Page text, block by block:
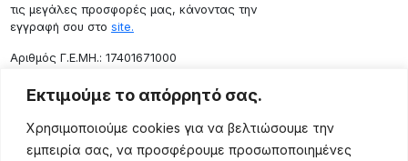
Εκτιμούμε το απόρρητό σας.
Χρησιμοποιούμε cookies για να βελτιώσουμε την
εμπειρία σας, να προσφέρουμε προσωποποιημένες
τις μεγάλες προσφορές μας, κάνοντας την
εγγραφή σου στο site.
Aριθμός Γ.Ε.ΜΗ.: 17401671000
Επικοινωνία
Ρόδου 133, Αθήνα 10443
(+30) 211 725 5427